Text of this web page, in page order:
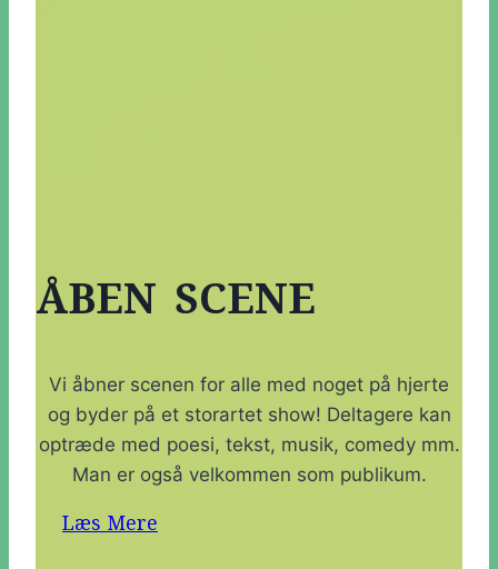
ÅBEN SCENE
Vi åbner scenen for alle med noget på hjerte
og byder på et storartet show! Deltagere kan
optræde med poesi, tekst, musik, comedy mm.
Man er også velkommen som publikum.
Læs Mere